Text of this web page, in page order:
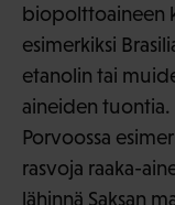
biopolttoaineen
esimerkiksi
etanolin tai
aineiden
Porvoossa
rasvoja raaka-
lähinnä Saksan